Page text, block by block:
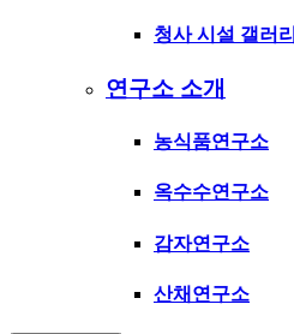
청사 시설 갤러리
연구소 소개
농식품연구소
옥수수연구소
감자연구소
산채연구소